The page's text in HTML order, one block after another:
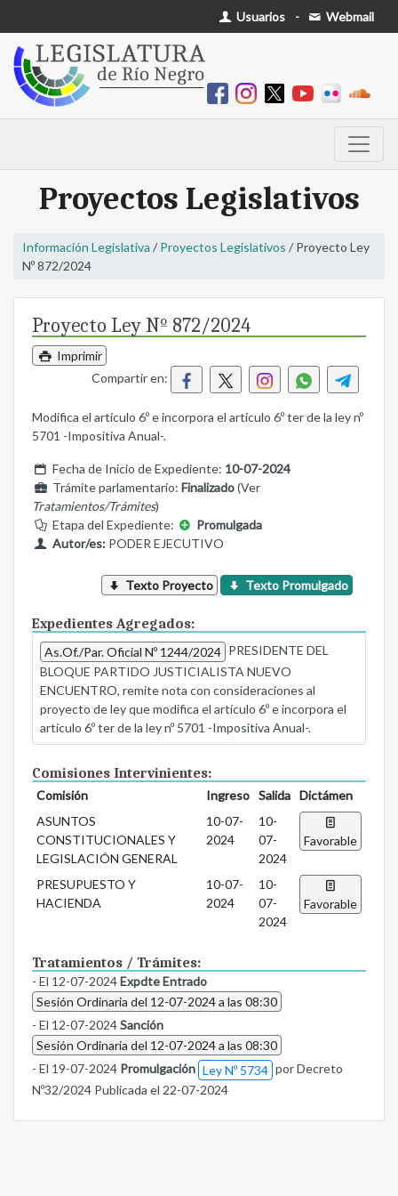
Usuarios - Webmail
Proyectos Legislativos
Información Legislativa / Proyectos Legislativos / Proyecto Ley
Nº 872/2024
Proyecto Ley Nº 872/2024
Imprimir
Compartir en:
Modifica el artículo 6º e incorpora el artículo 6º ter de la ley nº
5701 -Impositiva Anual-.
Fecha de Inicio de Expediente: 10-07-2024
Trámite parlamentario: Finalizado(Ver
Tratamientos/Trámites)
Etapa del Expediente:
Promulgada
Autor/es:PODER EJECUTIVO
Texto Proyecto Texto Promulgado
Expedientes Agregados:
As.Of./Par. Oficial Nº 1244/2024 PRESIDENTE DEL
BLOQUE PARTIDO JUSTICIALISTA NUEVO
ENCUENTRO, remite nota con consideraciones al
proyecto de ley que modifica el artículo 6º e incorpora el
artículo 6º ter de la ley nº 5701 -Impositiva Anual-.
Comisiones Intervinientes:
Comisión Ingreso Salida
Dictámen
ASUNTOS
CONSTITUCIONALES Y
LEGISLACIÓN GENERAL
10-07-
2024
10-
07-
2024
Favorable
PRESUPUESTO Y
HACIENDA
10-07-
2024
10-
07-
2024
Favorable
Tratamientos / Trámites:
- El 12-07-2024Expdte Entrado
Sesión Ordinaria del 12-07-2024 a las 08:30
- El 12-07-2024Sanción
Sesión Ordinaria del 12-07-2024 a las 08:30
- El 19-07-2024 Promulgación Ley Nº 5734 por Decreto
Nº32/2024 Publicada el 22-07-2024